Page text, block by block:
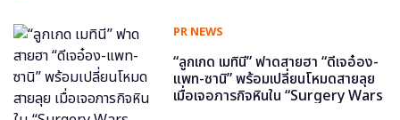
PR NEWS
“ลูกเกด เมทินี” ฟาดสายฮา “ดีเจอ๋อง-
แพท-ซานิ” พร้อมเปลี่ยนโหมดสายลุย
เมื่อเจอภารกิจหินใน “Surgery Wars